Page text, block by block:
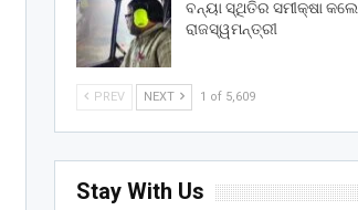
ବନ୍ୟା ସ୍ଥିତିର ସମୀକ୍ଷା କଲେ
ରାଜସ୍ୱମନ୍ତ୍ରୀ
PREV NEXT 1 of 5,609
Stay With Us